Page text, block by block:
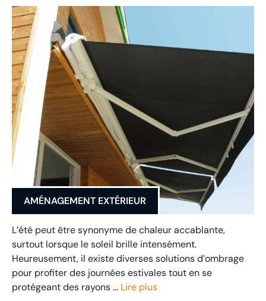
AMÉNAGEMENT EXTÉRIEUR
L’été peut être synonyme de chaleur accablante,
surtout lorsque le soleil brille intensément.
Heureusement, il existe diverses solutions d’ombrage
pour profiter des journées estivales tout en se
protégeant des rayons … Lire plus